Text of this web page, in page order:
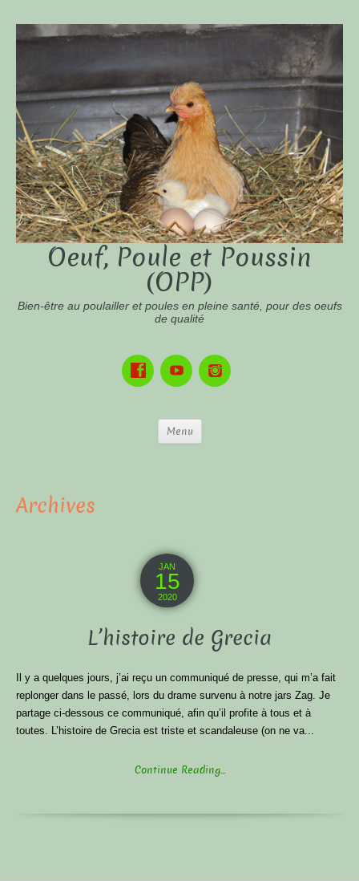
Oeuf, Poule et Poussin
(OPP)
Bien-être au poulailler et poules en pleine santé, pour des oeufs
de qualité
Menu
Archives
JAN
15
2020
L’histoire de Grecia
Il y a quelques jours, j’ai reçu un communiqué de presse, qui m’a fait
replonger dans le passé, lors du drame survenu à notre jars Zag. Je
partage ci-dessous ce communiqué, afin qu’il profite à tous et à
toutes. L’histoire de Grecia est triste et scandaleuse (on ne va...
Continue Reading...